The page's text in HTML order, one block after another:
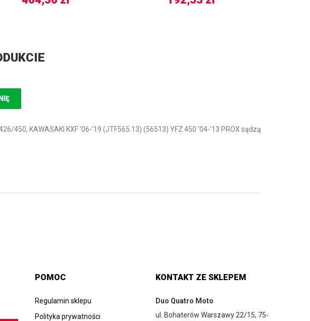
KAWASAKI KXF ’06-’19 (JTF565.13) (56513) YFZ 450 ’04-’13 PROX sądzą
POMOC
Regulamin sklepu
Polityka prywatności
KONTAKT ZE SKLEPEM
Duo Quatro Moto
ul. Bohaterów Warszawy 22/15, 75-